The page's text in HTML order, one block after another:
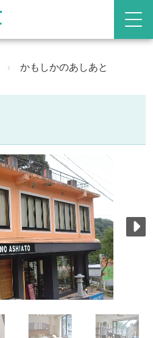
› かもしかのあしあと